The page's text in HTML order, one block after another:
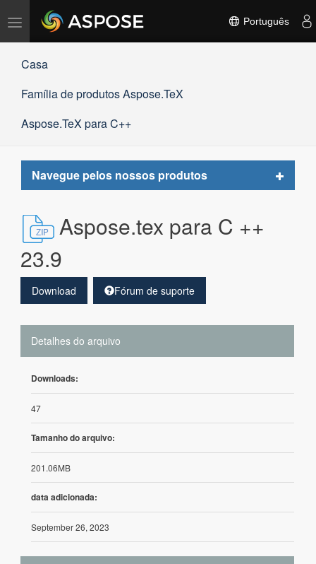
Alternar
navegação
Português
Casa
Família de produtos Aspose.TeX
Aspose.TeX para C++
Navegue pelos nossos produtos
Toggle
Aspose.tex para C ++
23.9
Download Fórum de suporte
Detalhes do arquivo
Downloads:
47
Tamanho do arquivo:
201.06MB
data adicionada:
September 26, 2023